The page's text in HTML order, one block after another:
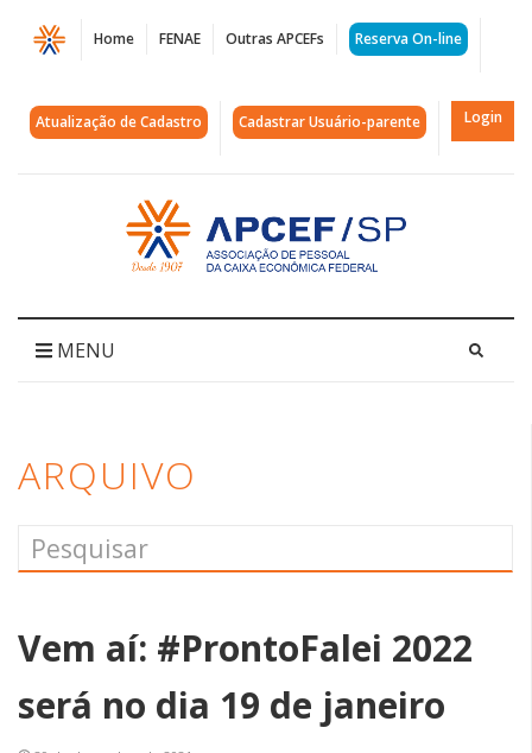
Página
Arquivos
prontofalei
APCEF/SP
Home FENAE Outras APCEFs Reserva On-line
Atualização de Cadastro Cadastrar Usuário-parente Login
Acessar
página
inicial
MENU
ARQUIVO
Vem aí: #ProntoFalei 2022
será no dia 19 de janeiro